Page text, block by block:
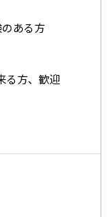
ある方
る方、歓迎